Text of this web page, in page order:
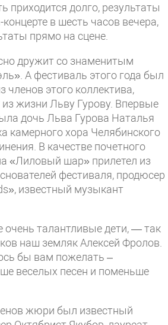
долго, результаты
в шесть часов вечера,
прямо на сцене.
дружит со знаменитым
А фестиваль этого года был
членов этого коллектива,
жизни Льву Гурову. Впервые
дочь Льва Гурова Наталья
камерного хора Челябинского
В качестве почетного
«Лиловый шар» прилетел из
фестиваля, продюсер
известный музыкант
талантливые дети, — так
наш земляк Алексей Фролов.
бы вам пожелать –
веселых песен и поменьше
жюри был известный